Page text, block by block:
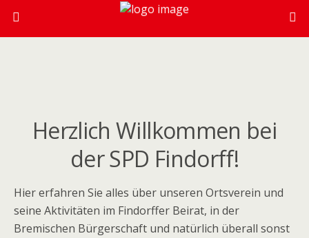
Herzlich Willkommen bei
der SPD Findorff!
Hier erfahren Sie alles über unseren Ortsverein und
seine Aktivitäten im Findorffer Beirat, in der
Bremischen Bürgerschaft und natürlich überall sonst